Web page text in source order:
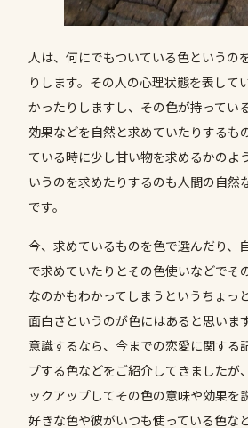
人は、何にでもついている色というの
りします。その人の心理状態を表して
かったりしますし、その色が持ってい
効果などを自然と求めていたりするも
ている時に少し甘い物を求めるかのよ
いうのを求めたりするのも人間の自然
です。
今、求めているものを色で選んだり、
で求めていたりとその色使いなどでそ
なのかもわかってしまうというちょっ
面白さというのが色にはあると思いま
意識するなら、今までの恋愛に関する
プする色などをご紹介してきましたが
ックアップしてその色の意味や効果を
好きな色や彼がいつも使っている色な